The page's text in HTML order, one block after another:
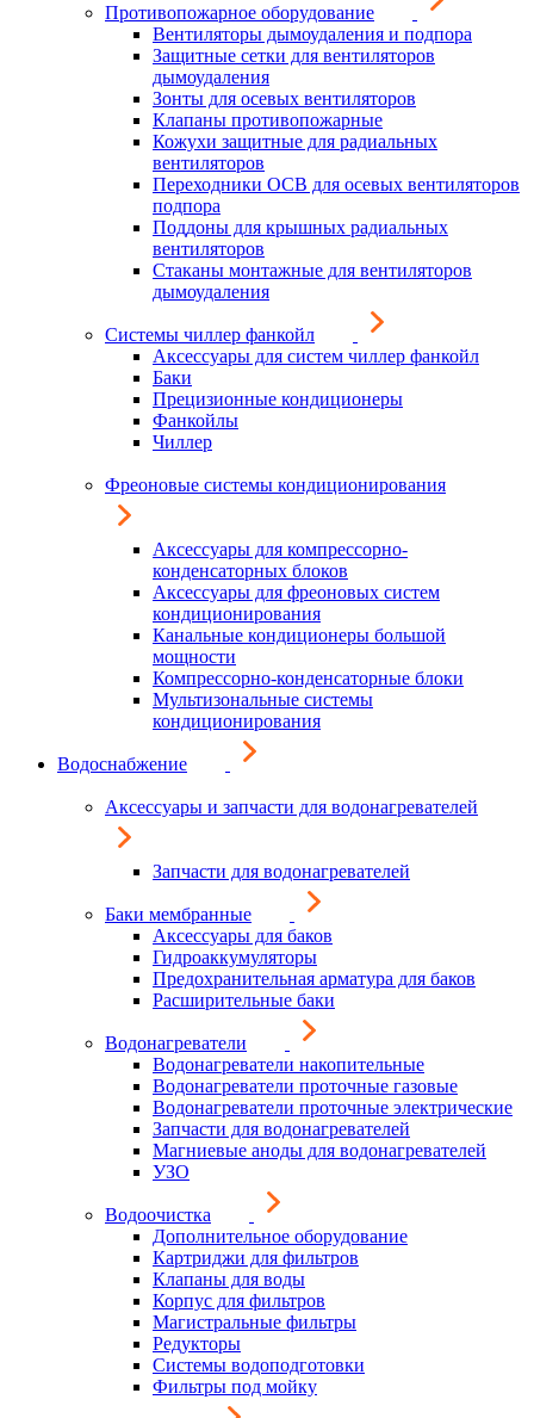
Противопожарное оборудование
Вентиляторы дымоудаления и подпора
Защитные сетки для вентиляторов
дымоудаления
Зонты для осевых вентиляторов
Клапаны противопожарные
Кожухи защитные для радиальных
вентиляторов
Переходники ОСВ для осевых вентиляторов
подпора
Поддоны для крышных радиальных
вентиляторов
Стаканы монтажные для вентиляторов
дымоудаления
Системы чиллер фанкойл
Аксессуары для систем чиллер фанкойл
Баки
Прецизионные кондиционеры
Фанкойлы
Чиллер
Фреоновые системы кондиционирования
Аксессуары для компрессорно-
конденсаторных блоков
Аксессуары для фреоновых систем
кондиционирования
Канальные кондиционеры большой
мощности
Компрессорно-конденсаторные блоки
Мультизональные системы
кондиционирования
Водоснабжение
Аксессуары и запчасти для водонагревателей
Запчасти для водонагревателей
Баки мембранные
Аксессуары для баков
Гидроаккумуляторы
Предохранительная арматура для баков
Расширительные баки
Водонагреватели
Водонагреватели накопительные
Водонагреватели проточные газовые
Водонагреватели проточные электрические
Запчасти для водонагревателей
Магниевые аноды для водонагревателей
УЗО
Водоочистка
Дополнительное оборудование
Картриджи для фильтров
Клапаны для воды
Корпус для фильтров
Магистральные фильтры
Редукторы
Системы водоподготовки
Фильтры под мойку